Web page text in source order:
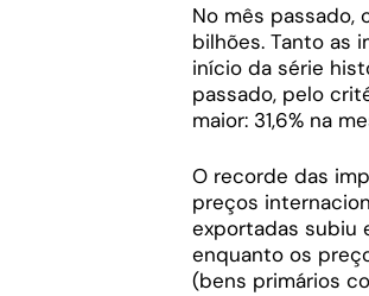
No mês passado,
bilhões. Tanto as
início da série
passado, pelo
maior: 31,6% na
O recorde das
preços
exportadas subiu
enquanto os
(bens primários